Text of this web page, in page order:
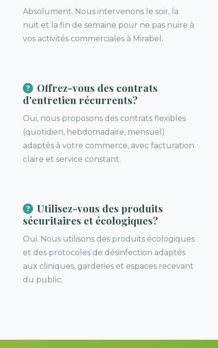
Absolument. Nous intervenons le soir, la
nuit et la fin de semaine pour ne pas nuire à
vos activités commerciales à Mirabel.
Offrez-vous des contrats
d'entretien récurrents?
Oui, nous proposons des contrats flexibles
(quotidien, hebdomadaire, mensuel)
adaptés à votre commerce, avec facturation
claire et service constant.
Utilisez-vous des produits
sécuritaires et écologiques?
Oui. Nous utilisons des produits écologiques
et des protocoles de désinfection adaptés
aux cliniques, garderies et espaces recevant
du public.